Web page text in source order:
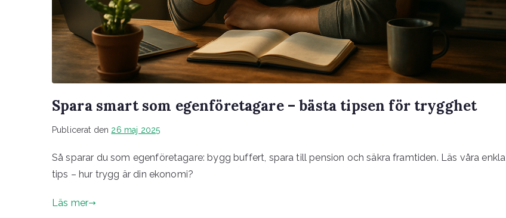
Spara smart som egenföretagare – bästa tipsen för trygghet
Publicerat den 26 maj 2025
Så sparar du som egenföretagare: bygg buffert, spara till pension och säkra framtiden. Läs våra enkla
tips – hur trygg är din ekonomi?
Läs mer